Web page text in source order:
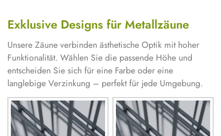
Exklusive Designs für Metallzäune
Unsere Zäune verbinden ästhetische Optik mit hoher
Funktionalität. Wählen Sie die passende Höhe und
entscheiden Sie sich für eine Farbe oder eine
langlebige Verzinkung – perfekt für jede Umgebung.